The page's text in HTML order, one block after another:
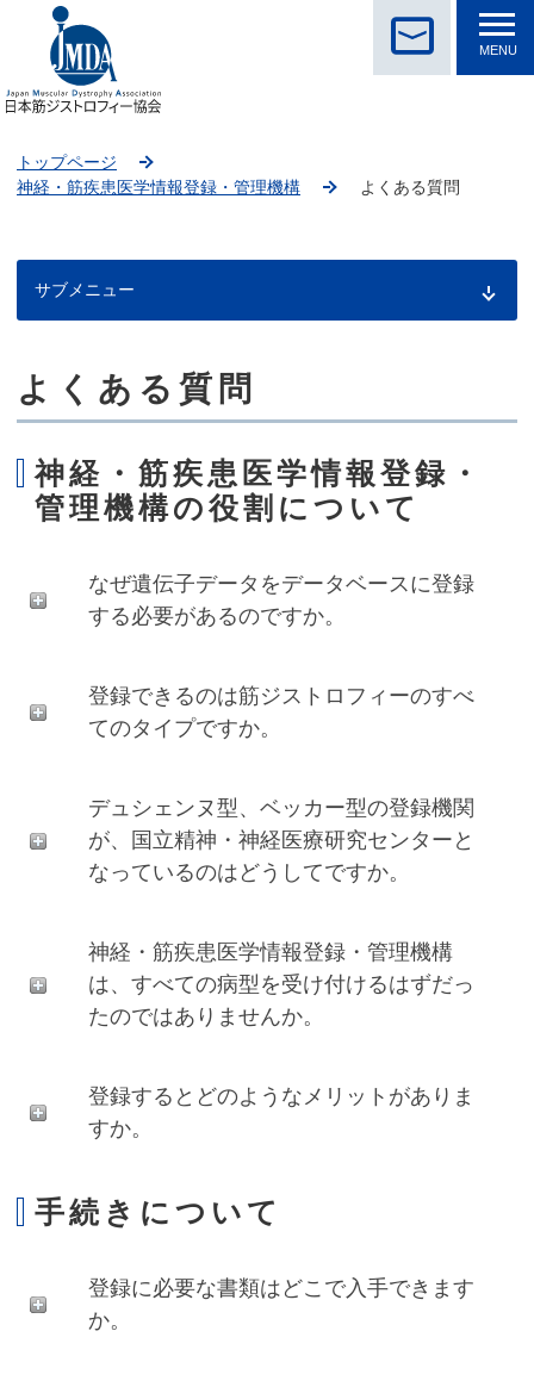
MENU
トップページ
神経・筋疾患医学情報登録・管理機構
よくある質問
サブメニュー
こ
こ
ら
よくある質問
神経・筋疾患医学情報登録・
管理機構の役割について
なぜ遺伝子データをデータベースに登録
する必要があるのですか。
登録できるのは筋ジストロフィーのすべ
てのタイプですか。
デュシェンヌ型、ベッカー型の登録機関
が、国立精神・神経医療研究センターと
なっているのはどうしてですか。
神経・筋疾患医学情報登録・管理機構
は、すべての病型を受け付けるはずだっ
たのではありませんか。
登録するとどのようなメリットがありま
すか。
手続きについて
登録に必要な書類はどこで入手できます
か。